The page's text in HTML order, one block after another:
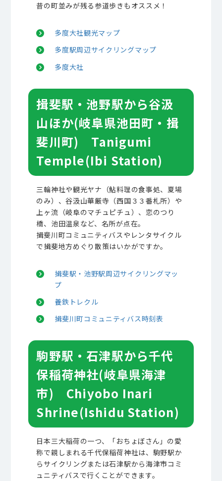
昔の町並みが残る参道歩きもオススメ！
多度大社観光マップ
多度駅周辺サイクリングマップ
多度大社
揖斐駅・池野駅から谷汲
山ほか(岐阜県池田町・揖
斐川町) Tanigumi
Temple(Ibi Station)
三輪神社や観光ヤナ（鮎料理の食事処、夏場
のみ）、谷汲山華厳寺（西国３３番札所）や
上ヶ流（岐阜のマチュピチュ）、恋のつり
橋、池田温泉など、名所が点在。
揖斐川町コミュニティバスやレンタサイクル
で揖斐地方めぐり散策はいかがですか。
揖斐駅・池野駅周辺サイクリングマッ
プ
養鉄トレクル
揖斐川町コミュニティバス時刻表
駒野駅・石津駅から千代
保稲荷神社(岐阜県海津
市) Chiyobo Inari
Shrine(Ishidu Station)
日本三大稲荷の一つ、「おちょぼさん」の愛
称で親しまれる千代保稲荷神社は、駒野駅か
らサイクリングまたは石津駅から海津市コミ
ュニティバスで行くことができます。